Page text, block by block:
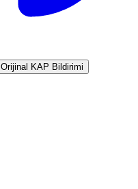
Orijinal KAP Bildirimi